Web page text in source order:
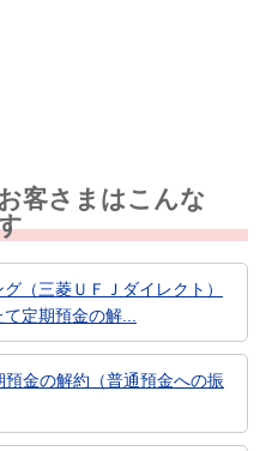
客さまはこんな
（三菱ＵＦＪダイレクト）
定期預金の解...
金の解約（普通預金への振